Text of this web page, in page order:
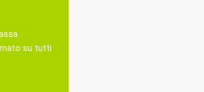
su tutti